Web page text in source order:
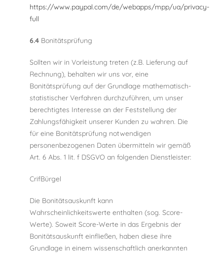
https://www.paypal.com/de/webapps/mpp/ua/privacy-
full
6.4 Bonitätsprüfung
Sollten wir in Vorleistung treten (z.B. Lieferung auf
Rechnung), behalten wir uns vor, eine
Bonitätsprüfung auf der Grundlage mathematisch-
statistischer Verfahren durchzuführen, um unser
berechtigtes Interesse an der Feststellung der
Zahlungsfähigkeit unserer Kunden zu wahren. Die
für eine Bonitätsprüfung notwendigen
personenbezogenen Daten übermitteln wir gemäß
Art. 6 Abs. 1 lit. f DSGVO an folgenden Dienstleister:
CrifBürgel
Die Bonitätsauskunft kann
Wahrscheinlichkeitswerte enthalten (sog. Score-
Werte). Soweit Score-Werte in das Ergebnis der
Bonitätsauskunft einfließen, haben diese ihre
Grundlage in einem wissenschaftlich anerkannten